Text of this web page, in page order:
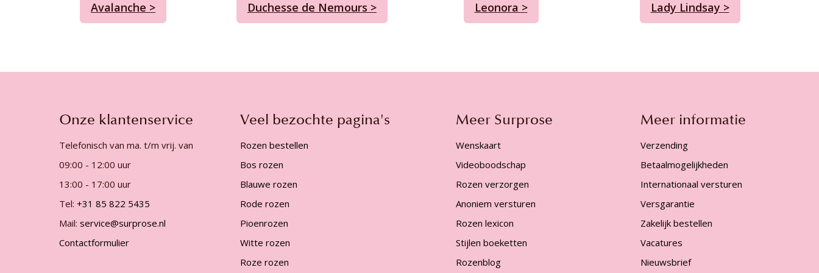
Avalanche > Duchesse de Nemours > Leonora > Lady Lindsay >
Onze klantenservice
Telefonisch van ma. t/m vrij. van
09:00 - 12:00 uur
13:00 - 17:00 uur
Tel: +31 85 822 5435
Mail: service@surprose.nl
Contactformulier
Veel bezochte pagina's
Rozen bestellen
Bos rozen
Blauwe rozen
Rode rozen
Pioenrozen
Witte rozen
Roze rozen
Meer Surprose
Wenskaart
Videoboodschap
Rozen verzorgen
Anoniem versturen
Rozen lexicon
Stijlen boeketten
Rozenblog
Meer informatie
Verzending
Betaalmogelijkheden
Internationaal versturen
Versgarantie
Zakelijk bestellen
Vacatures
Nieuwsbrief